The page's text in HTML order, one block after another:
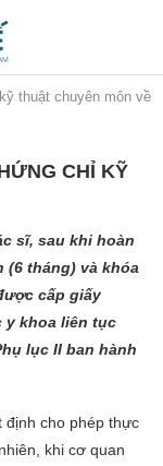
thuật chuyên môn về
CHỈ KỸ
sĩ, sau khi hoàn
(6 tháng) và khóa
cấp giấy
y khoa liên tục
lục II ban hành
định cho phép thực
khi cơ quan